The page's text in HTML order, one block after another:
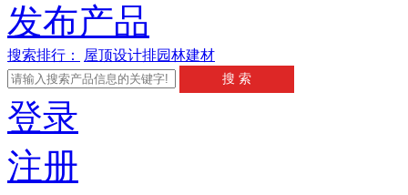
发布产品
搜索排行： 屋顶设计排园林建材
登录
注册